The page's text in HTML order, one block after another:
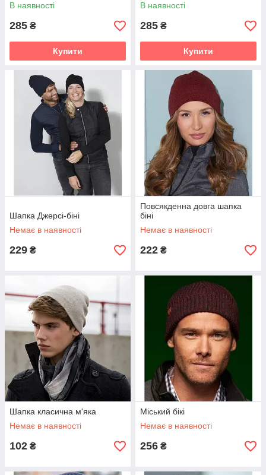
В наявності
285 ₴
Купити
В наявності
285 ₴
Купити
Шапка Джерсі-біні
Немає в наявності
229 ₴
Повсякденна довга шапка
біні
Немає в наявності
222 ₴
Шапка класична м'яка
Немає в наявності
102 ₴
Міський бікі
Немає в наявності
256 ₴